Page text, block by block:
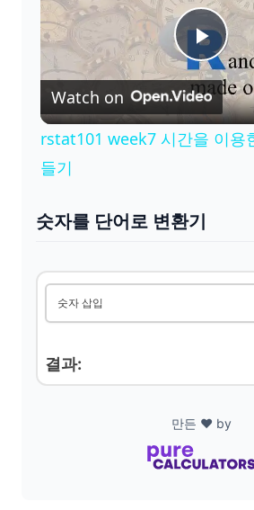
P
l
y
V
i
d
e
Watch on
rstat101 week7 시간을 이용
들기
숫자를 단어로 변환기
숫자 삽입
결과:
만든 ❤️ by